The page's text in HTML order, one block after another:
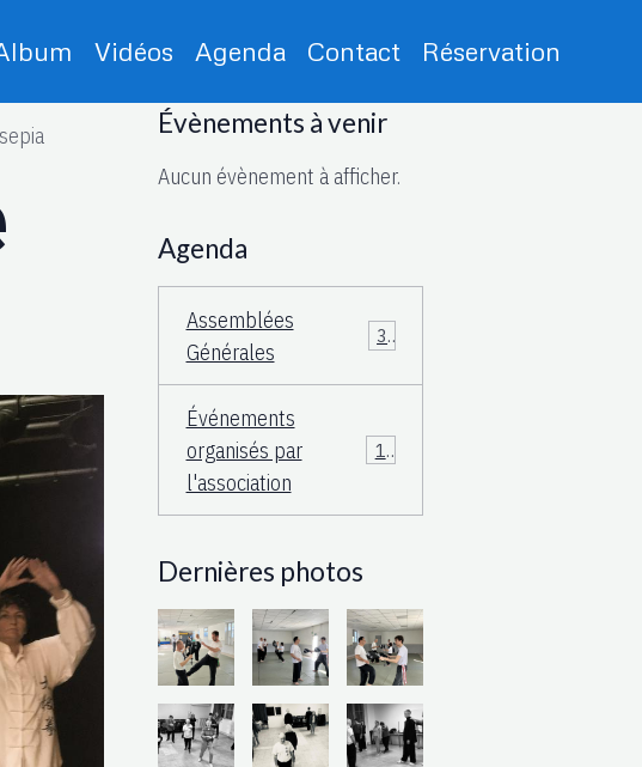
Vidéos Agenda Contact Réservation
Évènements à venir
Aucun évènement à afficher.
Agenda
Assemblées
Générales
3
Événements
organisés par
l'association
15
Dernières photos